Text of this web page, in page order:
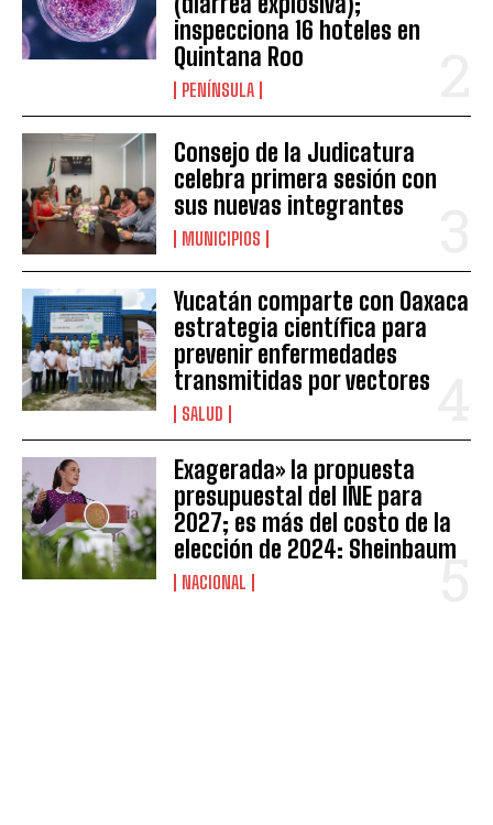
inspecciona 16 hoteles en
Quintana Roo
PENÍNSULA
Consejo de la Judicatura
celebra primera sesión con
sus nuevas integrantes
MUNICIPIOS
Yucatán comparte con Oaxaca
estrategia científica para
prevenir enfermedades
transmitidas por vectores
SALUD
Exagerada» la propuesta
presupuestal del INE para
2027; es más del costo de la
elección de 2024: Sheinbaum
NACIONAL